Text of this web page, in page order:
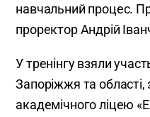
навчальний процес.
проректор Андрій
У тренінгу взяли
Запоріжжя та
академічного ліцею